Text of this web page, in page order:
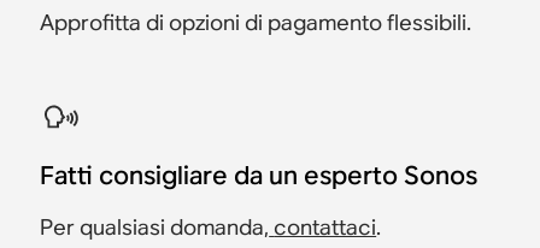
Approfitta di opzioni di pagamento flessibili.
Fatti consigliare da un esperto Sonos
Per qualsiasi domanda, contattaci.